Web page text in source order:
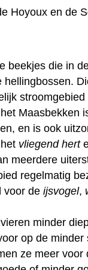
Hoyoux en de
beekjes die in
hellingbossen.
Maasbekken
en is ook
vliegend hert
meerdere
regelmatig
voor de ijsvogel,
minder
op de
ze meer